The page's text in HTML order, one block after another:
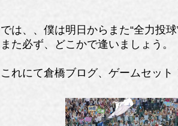
では、、僕は明日からまた“全力投
また必ず、どこかで逢いましょう。
これにて倉橋ブログ、ゲームセット